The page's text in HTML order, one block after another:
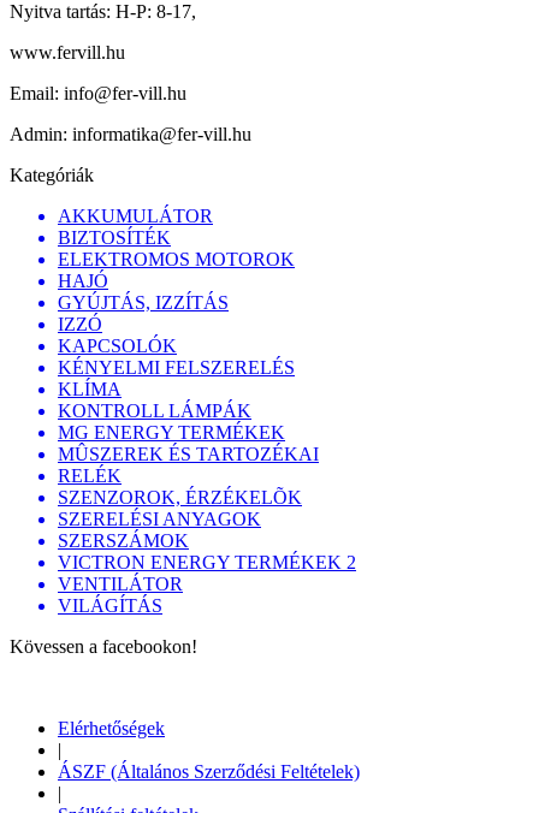
Nyitva tartás: H-P: 8-17,
www.fervill.hu
Email: info@fer-vill.hu
Admin: informatika@fer-vill.hu
Kategóriák
AKKUMULÁTOR
BIZTOSÍTÉK
ELEKTROMOS MOTOROK
HAJÓ
GYÚJTÁS, IZZÍTÁS
IZZÓ
KAPCSOLÓK
KÉNYELMI FELSZERELÉS
KLÍMA
KONTROLL LÁMPÁK
MG ENERGY TERMÉKEK
MÛSZEREK ÉS TARTOZÉKAI
RELÉK
SZENZOROK, ÉRZÉKELÕK
SZERELÉSI ANYAGOK
SZERSZÁMOK
VICTRON ENERGY TERMÉKEK 2
VENTILÁTOR
VILÁGÍTÁS
Kövessen a facebookon!
Elérhetőségek
|
ÁSZF (Általános Szerződési Feltételek)
|